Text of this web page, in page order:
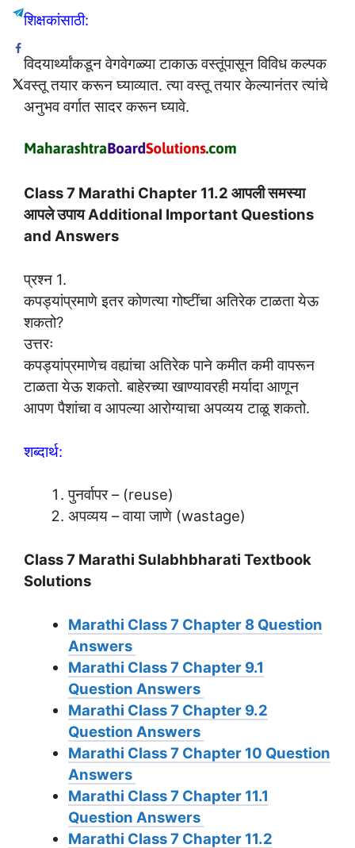
शिक्षकांसाठी:
विदयार्थ्यांकडून वेगवेगळ्या टाकाऊ वस्तूंपासून विविध कल्पक
वस्तू तयार करून घ्याव्यात. त्या वस्तू तयार केल्यानंतर त्यांचे
अनुभव वर्गात सादर करून घ्यावे.
Class 7 Marathi Chapter 11.2 आपली समस्या
आपले उपाय Additional Important Questions
and Answers
प्रश्न 1.
कपड्यांप्रमाणे इतर कोणत्या गोष्टींचा अतिरेक टाळता येऊ
शकतो?
उत्तरः
कपड्यांप्रमाणेच वह्यांचा अतिरेक पाने कमीत कमी वापरून
टाळता येऊ शकतो. बाहेरच्या खाण्यावरही मर्यादा आणून
आपण पैशांचा व आपल्या आरोग्याचा अपव्यय टाळू शकतो.
शब्दार्थ:
पुनर्वापर – (reuse)
अपव्यय – वाया जाणे (wastage)
Class 7 Marathi Sulabhbharati Textbook
Solutions
Marathi Class 7 Chapter 8 Question
Answers
Marathi Class 7 Chapter 9.1
Question Answers
Marathi Class 7 Chapter 9.2
Question Answers
Marathi Class 7 Chapter 10 Question
Answers
Marathi Class 7 Chapter 11.1
Question Answers
Marathi Class 7 Chapter 11.2